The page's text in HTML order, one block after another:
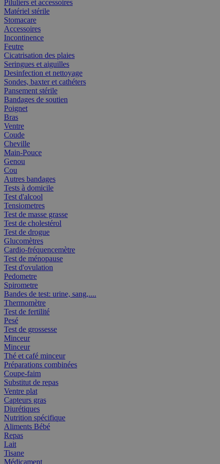
Piluliers et accessoires
Matériel stérile
Stomacare
Accessoires
Incontinence
Feutre
Cicatrisation des plaies
Seringues et aiguilles
Desinfection et nettoyage
Sondes, baxter et cathéters
Pansement stérile
Bandages de soutien
Poignet
Bras
Ventre
Coude
Cheville
Main-Pouce
Genou
Cou
Autres bandages
Tests à domicile
Test d'alcool
Tensiometres
Test de masse grasse
Test de cholestérol
Test de drogue
Glucomètres
Cardio-fréquencemètre
Test de ménopause
Test d'ovulation
Pedometre
Spirometre
Bandes de test: urine, sang,....
Thermomètre
Test de fertilité
Pesé
Test de grossesse
Minceur
Minceur
Thé et café minceur
Préparations combinées
Coupe-faim
Substitut de repas
Ventre plat
Capteurs gras
Diurétiques
Nutrition spécifique
Aliments Bébé
Repas
Lait
Tisane
Médicament